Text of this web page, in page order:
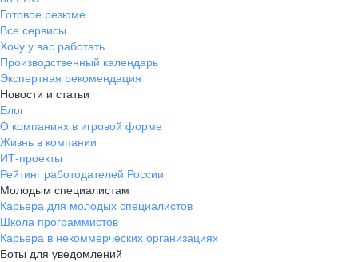
Готовое резюме
Все сервисы
Хочу у вас работать
Производственный календарь
Экспертная рекомендация
Новости и статьи
Блог
О компаниях в игровой форме
Жизнь в компании
ИТ-проекты
Рейтинг работодателей России
Молодым специалистам
Карьера для молодых специалистов
Школа программистов
Карьера в некоммерческих организациях
Боты для уведомлений